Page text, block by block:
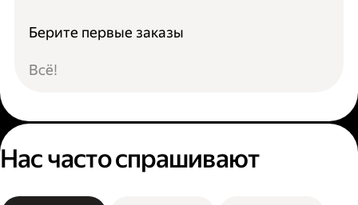
Берите первые заказы
Всё!
Нас часто спрашивают